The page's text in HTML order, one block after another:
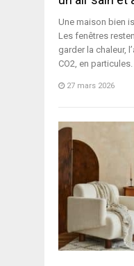
Une maison bien
Les fenêtres
garder la chaleur,
CO2, en
27 mars 2026